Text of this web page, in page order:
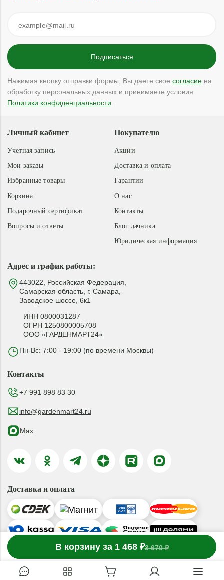
В корзину за 1 468 ₽3 670 ₽
1 товар в корзине
Нажимая кнопку отправки формы, Вы даете свое согласие на
обработку персональных данных и принимаете условия
Политики конфиденциальности
Адрес и график работы:
443022, Российская Федерация,
Самарская область, г. Самара,
Заводское шоссе, 6к1
ИНН 0800031287
ОГРН 1250800005708
ООО «ГАРДЕНМАРТ24»
Пн-Вс: 7:00 - 19:00 (по времени Москвы)
Покупателю
Акции
Доставка и оплата
Гарантии
О нас
Контакты
Блог дачника
Юридическая информация
Личный кабинет
Учетная запись
Мои заказы
Избранные товары
Корзина
Подарочный сертификат
Вопросы и ответы
Контакты
+7 991 898 83 30
info@gardenmart24.ru
Max
Доставка и оплата
© 2019-2026 ООО «ГАРДЕНМАРТ24»